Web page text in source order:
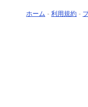
ホーム - 利用規約 -